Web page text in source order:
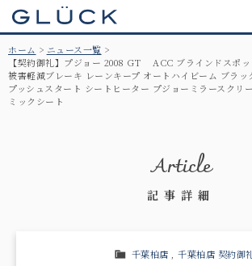
ホーム
ニュース一覧
【契約御礼】プジョー 2008 GT ACC ブラインドスポ
被害軽減ブレーキ レーンキープ オートハイビーム ブラッ
プッシュスタート シートヒーター プジョーミラースクリ
ミックシート
Article
記事詳細
千葉柏店 千葉柏店 契約御